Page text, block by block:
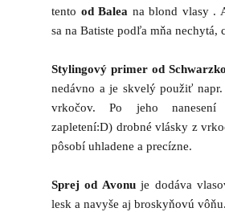
tento od Balea na blond vlasy .
sa na Batiste podľa mňa nechytá,
Stylingový primer od
nedávno a je skvelý použiť napr.
vrkočov. Po jeho nanesení
zapletení:D) drobné vlásky z
pôsobí uhladene a precízne.
Sprej od Avonuje dodáva
lesk a navyše aj broskyňovú vôňu.